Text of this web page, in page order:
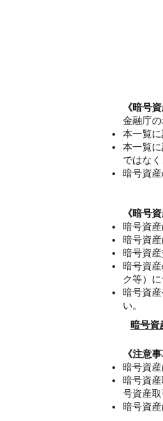
《暗号
金融庁
本一覧
本一覧
ではな
暗号資
《暗号
暗号資
暗号資
暗号資
暗号資
ク等）
暗号資
い。
暗号資
《注意
暗号資
暗号資
号資産
暗号資